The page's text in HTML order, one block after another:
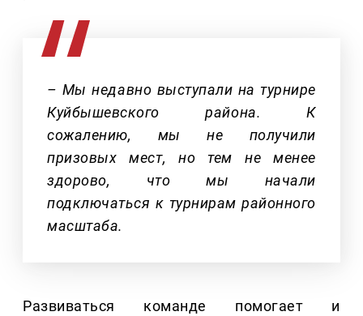
– Мы недавно выступали на турнире
Куйбышевского района. К
сожалению, мы не получили
призовых мест, но тем не менее
здорово, что мы начали
подключаться к турнирам районного
масштаба.
Развиваться команде помогает и